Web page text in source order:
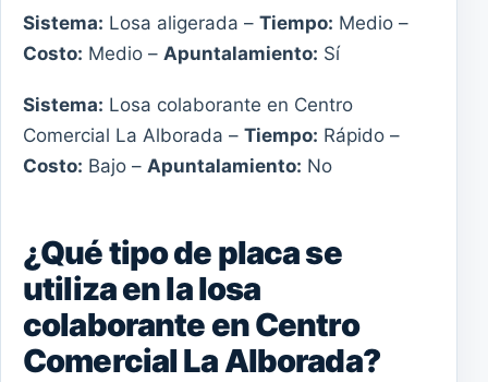
Sistema: Losa aligerada – Tiempo: Medio –
Costo: Medio – Apuntalamiento: Sí
Sistema: Losa colaborante en Centro
Comercial La Alborada – Tiempo: Rápido –
Costo: Bajo – Apuntalamiento: No
¿Qué tipo de placa se
utiliza en la losa
colaborante en Centro
Comercial La Alborada?